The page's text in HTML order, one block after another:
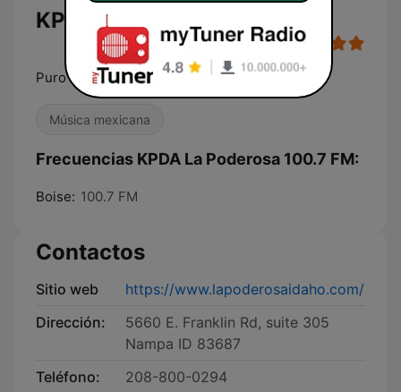
KPDA La Poderosa 100.7 FM
Puro Mexico
Música mexicana
Frecuencias KPDA La Poderosa 100.7 FM:
Boise: 100.7 FM
Contactos
Sitio web
https://www.lapoderosaidaho.com/
Dirección:
5660 E. Franklin Rd, suite 305
Nampa ID 83687
Teléfono:
208-800-0294